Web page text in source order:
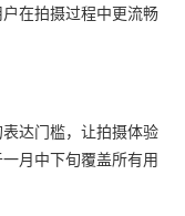
在拍摄过程中更流畅
达门槛，让拍摄体验
月中下旬覆盖所有用